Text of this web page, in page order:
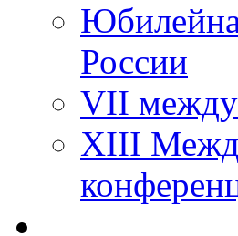
России
VII
XIII